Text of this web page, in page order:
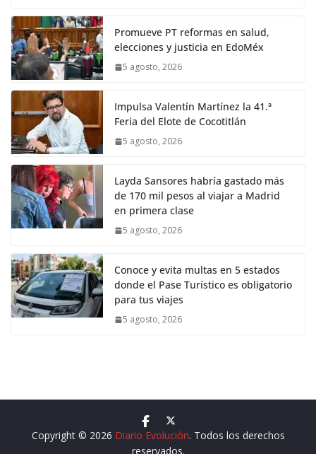
Promueve PT reformas en salud,
elecciones y justicia en EdoMéx
5 agosto, 2026
Impulsa Valentín Martínez la 41.ª
Feria del Elote de Cocotitlán
5 agosto, 2026
Layda Sansores habría gastado más
de 170 mil pesos al viajar a Madrid
en primera clase
5 agosto, 2026
Conoce y evita multas en 5 estados
donde el Pase Turístico es obligatorio
para tus viajes
5 agosto, 2026
Copyright © 2026 Diario Evolución. Todos los derechos
reservados.